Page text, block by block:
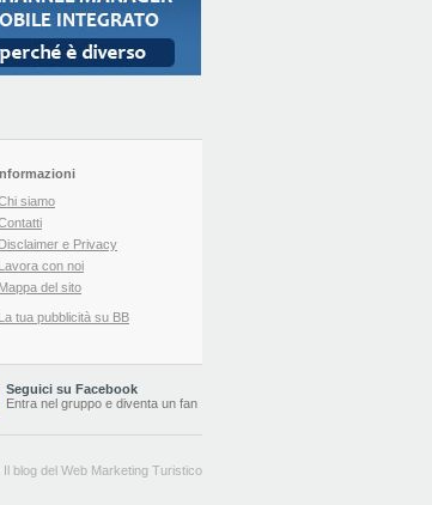
Informazioni
siamo
Disclaimer e Privacy
Lavora con noi
Mappa del sito
La tua pubblicità su BB
Seguici su Facebook
Entra nel gruppo e diventa un fan
Il blog del Web Marketing Turistico